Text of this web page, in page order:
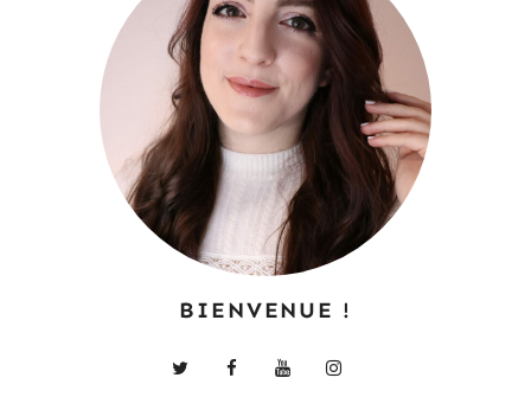
BIENVENUE !